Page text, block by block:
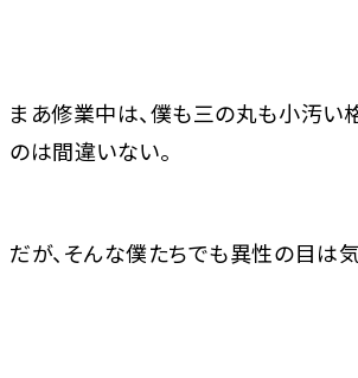
まあ修業中は、僕も三の丸も小汚い
のは間違いない。
だが、そんな僕たちでも異性の目は